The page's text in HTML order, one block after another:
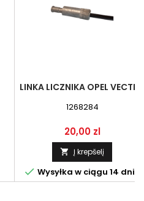
LINKA LICZNIKA OPEL VECTRA
1268284
Kaina
20,00 zl
 Į krepšelį
 Wysyłka w ciągu 14 dni